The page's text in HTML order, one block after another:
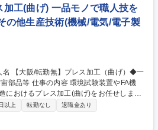
アを積みゆくゆくは設計に関わりたい方に
もありますので長期的にキャリア形成がで
加工(曲げ) 一品モノで職人技を
の他生産技術(機械/電気/電子製
験装置やFA機
におけるプレス加工(曲げ)をお任せしま
ゴマークにするほど技術を重視。量産品の
ます。 【具体的には】プレス
工と微調整を中心に行います。環境試験装
以上 転勤なし
退職金あり